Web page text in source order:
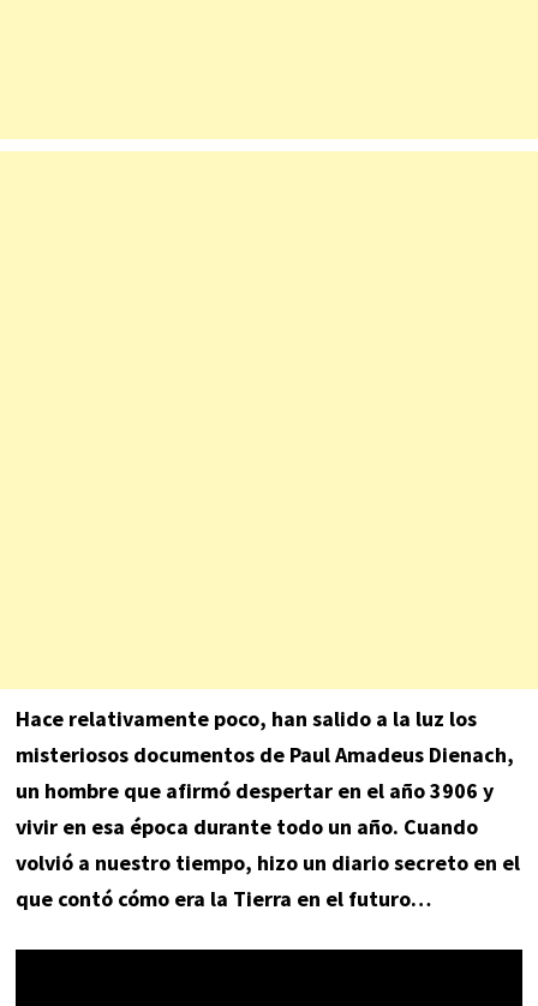
Hace relativamente poco, han salido a la luz los
misteriosos documentos de Paul Amadeus Dienach,
un hombre que afirmó despertar en el año 3906 y
vivir en esa época durante todo un año. Cuando
volvió a nuestro tiempo, hizo un diario secreto en el
que contó cómo era la Tierra en el futuro…